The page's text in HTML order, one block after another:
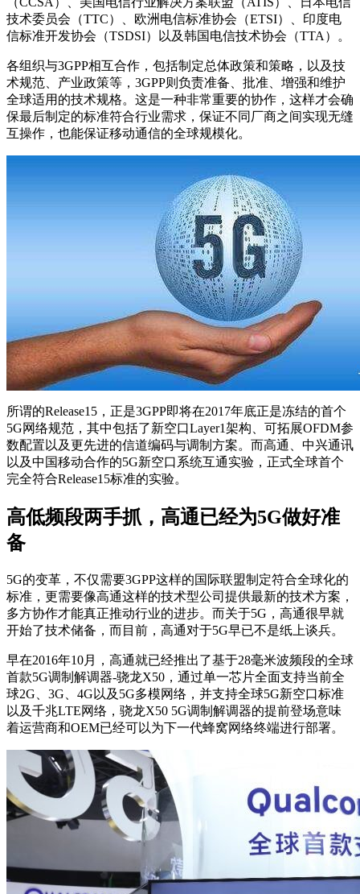
技术委员会（TTC）、欧洲电信标准协会（ETSI）、印度电
信标准开发协会（TSDSI）以及韩国电信技术协会（TTA）。
各组织与3GPP相互合作，包括制定总体政策和策略，以及技
术规范、产业政策等，3GPP则负责准备、批准、增强和维护
全球适用的技术规格。这是一种非常重要的协作，这样才会确
保最后制定的标准符合行业需求，保证不同厂商之间实现无缝
互操作，也能保证移动通信的全球规模化。
所谓的Release15，正是3GPP即将在2017年底正是冻结的首个
5G网络规范，其中包括了新空口Layer1架构、可拓展OFDM参
数配置以及更先进的信道编码与调制方案。而高通、中兴通讯
以及中国移动合作的5G新空口系统互通实验，正式全球首个
完全符合Release15标准的实验。
高低频段两手抓，高通已经为5G做好准
备
5G的变革，不仅需要3GPP这样的国际联盟制定符合全球化的
标准，更需要像高通这样的技术型公司提供最新的技术方案，
多方协作才能真正推动行业的进步。而关于5G，高通很早就
开始了技术储备，而目前，高通对于5G早已不是纸上谈兵。
早在2016年10月，高通就已经推出了基于28毫米波频段的全球
首款5G调制解调器-骁龙X50，通过单一芯片全面支持当前全
球2G、3G、4G以及5G多模网络，并支持全球5G新空口标准
以及千兆LTE网络，骁龙X50 5G调制解调器的提前登场意味
着运营商和OEM已经可以为下一代蜂窝网络终端进行部署。